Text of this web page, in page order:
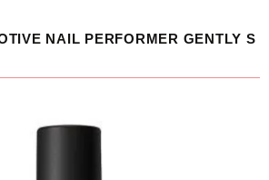
NAIL PERFORMER GENTLY S